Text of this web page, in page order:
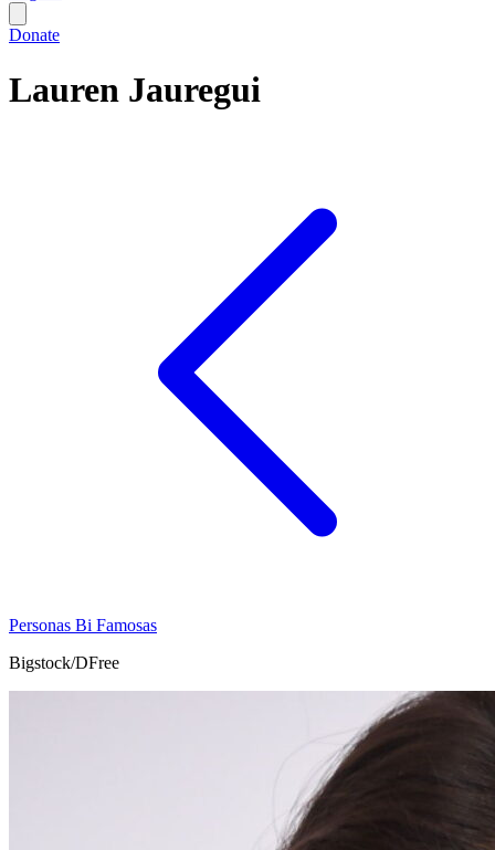
Donate
Lauren Jauregui
Personas Bi Famosas
Bigstock/DFree